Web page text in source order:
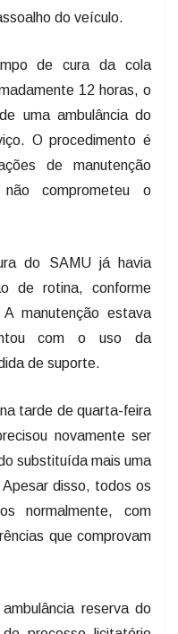
do veículo.
de cura da cola
12 horas, o
uma ambulância do
O procedimento é
de manutenção
comprometeu o
do SAMU já havia
de rotina, conforme
manutenção estava
com o uso da
de suporte.
tarde de quarta-feira
novamente ser
substituída mais uma
Apesar disso, todos os
normalmente, com
que comprovam
reserva do